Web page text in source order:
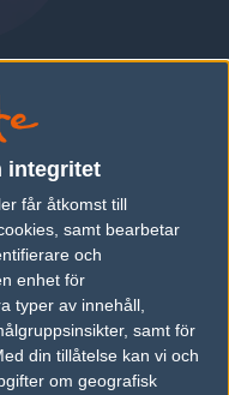
integritet
får åtkomst till
samt bearbetar
och
enhet för
typer av innehåll,
samt för
din tillåtelse kan vi och
om geografisk
E-SPORTS
Global Offensive-
spelar i Dynasty E-